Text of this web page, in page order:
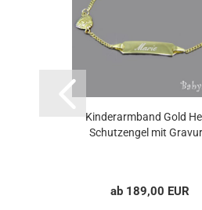
Kinderarmband Gold
Schutzengel mit
ab 189,00 EUR